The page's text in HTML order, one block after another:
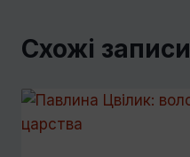
Схожі записи